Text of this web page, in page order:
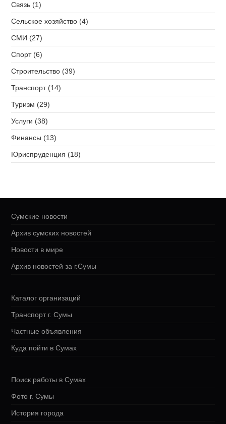
Связь (1)
Сельское хозяйство (4)
СМИ (27)
Спорт (6)
Строительство (39)
Транспорт (14)
Туризм (29)
Услуги (38)
Финансы (13)
Юриспруденция (18)
Сумские новости
Архив сумских новостей
Новости в мире
Архив новостей за г.Сумы
Каталог организаций
Транспорт г. Сумы
Частные объявления
Куда пойти в Сумах
Поиск работы в Сумах
Фото г. Сумы
История города